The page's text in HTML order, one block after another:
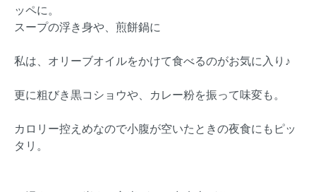
ッペに。
スープの浮き身や、煎餅鍋に
私は、オリーブオイルをかけて食べるのがお気に入り♪
更に粗びき黒コショウや、カレー粉を振って味変も。
カロリー控えめなので小腹が空いたときの夜食にもピッ
タリ。